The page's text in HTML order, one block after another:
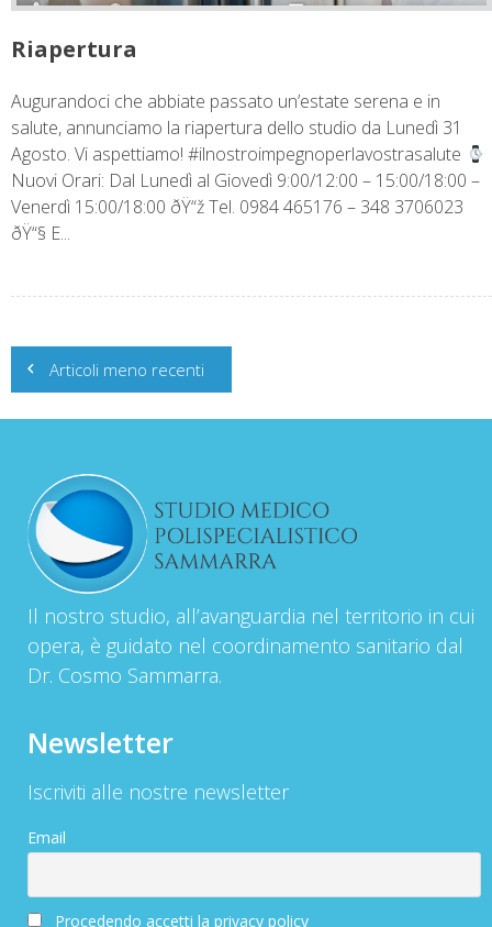
Riapertura
Augurandoci che abbiate passato un’estate serena e in
salute, annunciamo la riapertura dello studio da Lunedì 31
Agosto. Vi aspettiamo! #ilnostroimpegnoperlavostrasalute
Nuovi Orari: Dal Lunedì al Giovedì 9:00/12:00 – 15:00/18:00 –
Venerdì 15:00/18:00 ðŸ“ž Tel. 0984 465176 – 348 3706023
ðŸ“§ E...
Navigazione
articoli
Articoli meno recenti
Il nostro studio, all’avanguardia nel territorio in cui
opera, è guidato nel coordinamento sanitario dal
Dr. Cosmo Sammarra.
Newsletter
Iscriviti alle nostre newsletter
Email
Procedendo accetti la privacy policy